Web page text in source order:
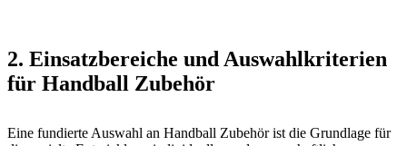
2. Einsatzbereiche und Auswahlkriterien
für Handball Zubehör
Eine fundierte Auswahl an Handball Zubehör ist die Grundlage für